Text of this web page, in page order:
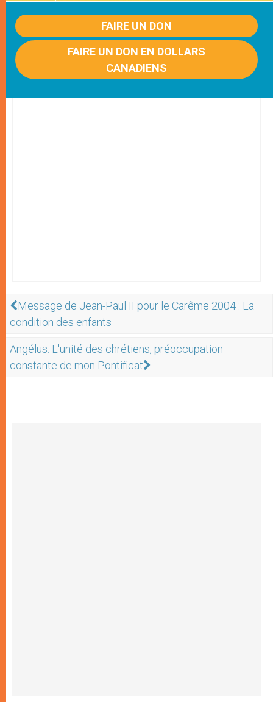
FAIRE UN DON
FAIRE UN DON EN DOLLARS
CANADIENS
Message de Jean-Paul II pour le Carême 2004 : La
condition des enfants
Angélus: L'unité des chrétiens, préoccupation
constante de mon Pontificat